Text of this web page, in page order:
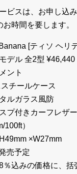
ビスは、お申し込
時間を要します。
[ティソ ヘリ
デル 全2型 ¥46,440
ント
チールケース
ルガラス風防
プ付きカーフレザ
100ft）
×W27mm
売予定
％込みの価格に、